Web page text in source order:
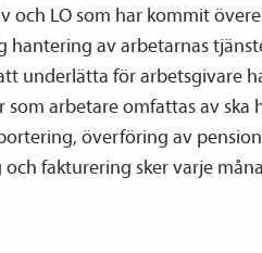
och LO som har kommit
hantering av arbetarnas
underlätta för arbetsgivare
arbetare omfattas av ska
överföring av
fakturering sker varje